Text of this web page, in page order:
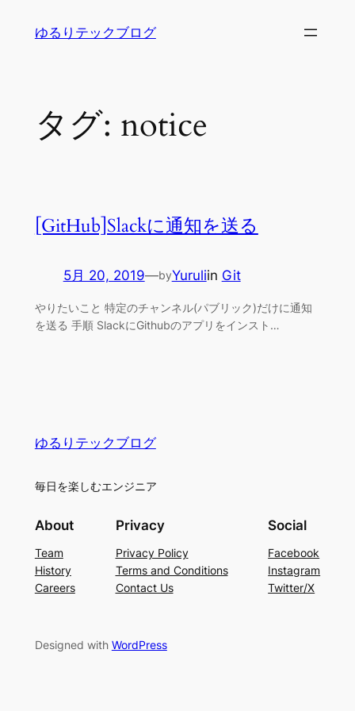
ゆるりテックブログ
タグ: notice
[GitHub]Slackに通知を送る
5月 20, 2019—byYuruliin Git
やりたいこと 特定のチャンネル(パブリック)だけに通知
を送る 手順 SlackにGithubのアプリをインスト…
ゆるりテックブログ
毎日を楽しむエンジニア
About
Team
History
Careers
Privacy
Privacy Policy
Terms and Conditions
Contact Us
Social
Facebook
Instagram
Twitter/X
Designed with WordPress